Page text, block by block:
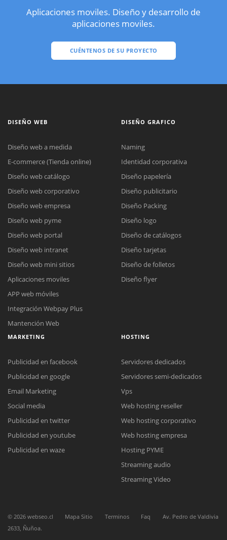
Aplicaciones moviles. Diseño y desarrollo de
aplicaciones moviles.
CUÉNTENOS DE SU PROYECTO
Reunión online
Nuestros ejecutivos le enviarán un correo electrónico con el enlace a
Meet para la reunión online.
Cotización
Chat Online
Todos nuestros ejecutivos están fuera de línea. Complete el formulario
DISEÑO WEB
Diseño web a medida
E-commerce (Tienda online)
Diseño web catálogo
Diseño web corporativo
Diseño web empresa
Diseño web pyme
Diseño web portal
Diseño web intranet
Diseño web mini sitios
Aplicaciones moviles
APP web móviles
Integración Webpay Plus
Mantención Web
DISEÑO GRAFICO
Naming
Identidad corporativa
Diseño papelería
Diseño publicitario
Diseño Packing
Diseño logo
Diseño de catálogos
Diseño tarjetas
Diseño de folletos
Diseño flyer
MARKETING
Publicidad en facebook
Publicidad en google
Email Marketing
Social media
Publicidad en twitter
Publicidad en youtube
Publicidad en waze
HOSTING
Servidores dedicados
Servidores semi-dedicados
Vps
Web hosting reseller
Web hosting corporativo
Web hosting empresa
Hosting PYME
Streaming audio
Streaming Video
© 2026 webseo.cl Mapa Sitio Terminos Faq
Av. Pedro de Valdivia
2633, Ñuñoa.